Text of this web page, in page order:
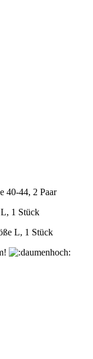
40-44, 2 Paar
1 Stück
L, 1 Stück